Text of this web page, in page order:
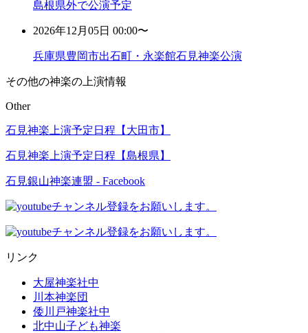
島根県外で公演予定
2026年12月05日 00:00〜
兵庫県豊岡市出石町・永楽館石見神楽公演
その他の神楽の上演情報
Other
石見神楽上演予定日程【大田市】
石見神楽上演予定日程【島根県】
石見銀山神楽連盟 - Facebook
リンク
大屋神楽社中
川本神楽団
倭川戸神楽社中
北中山子ども神楽